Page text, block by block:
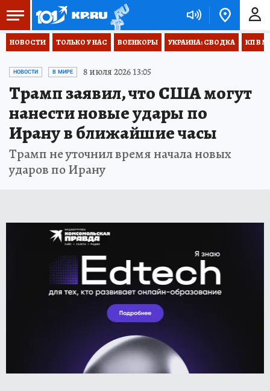
НОВОСТИ ТОЛЬКО У НАС ВОЕНКОРЫ УКРАИНА: СВОДКА КП В
НОВОСТИ В МИРЕ 8 июля 2026 13:05
Трамп заявил, что США могут
нанести новые удары по
Ирану в ближайшие часы
Трамп не уточнил время начала новых
ударов по Ирану